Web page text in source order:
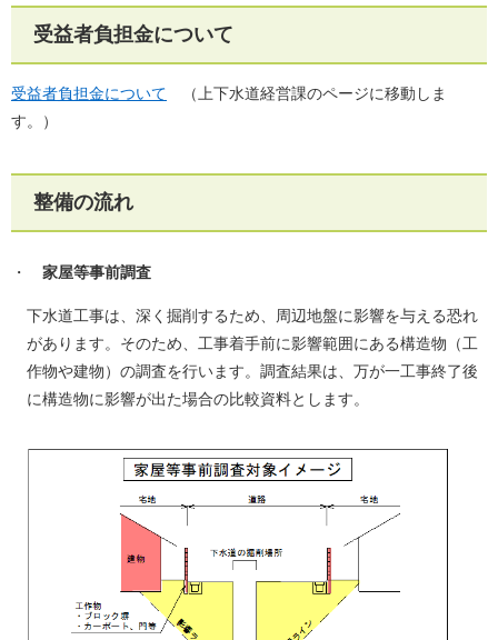
受益者負担金について
受益者負担金について （上下水道経営課のページに移動しま
す。）
整備の流れ
・ 家屋等事前調査
下水道工事は、深く掘削するため、周辺地盤に影響を与える恐れ
があります。そのため、 工事着手前に​影響範囲にある構造物（工
作物や建物）の調査を行います。調査結果は、 万が一​工事終了後
に構造物に影響が出た場合の比較資料とします。